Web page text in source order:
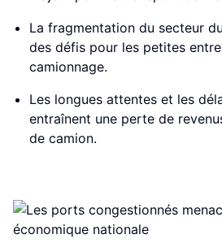
La fragmentation du secteur
des défis pour les petites
camionnage.
Les longues attentes et les
entraînent une perte de
de camion.